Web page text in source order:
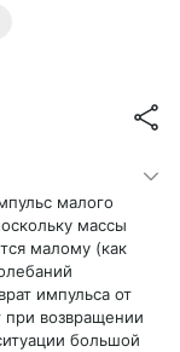
малого
массы
малому (как
импульса от
возвращении
большой